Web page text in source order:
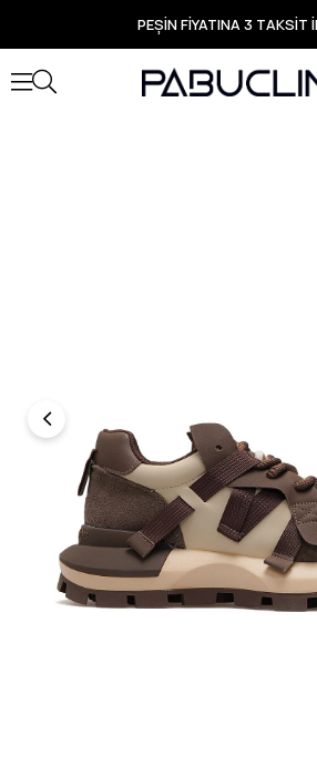
PEŞİN FİYATINA 3 TAKSİT
TÜM ÜRÜNLERDE
Yeni Sezon Ürünlerde Özel
Seçili Ürünlerde Hızlı